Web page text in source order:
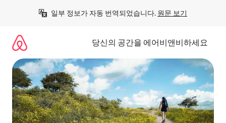
일부 정보가 자동 번역되었습니다. 원문 보기
당신의 공간을 에어비앤비하세요